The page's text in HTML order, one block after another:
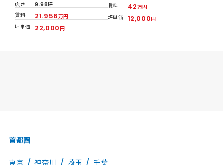
広さ
9.98坪
賃料
21.956万円
坪単価
22,000円
賃料
42万円
坪単価 12,000円
首都圏
東京 神奈川 埼玉 千葉